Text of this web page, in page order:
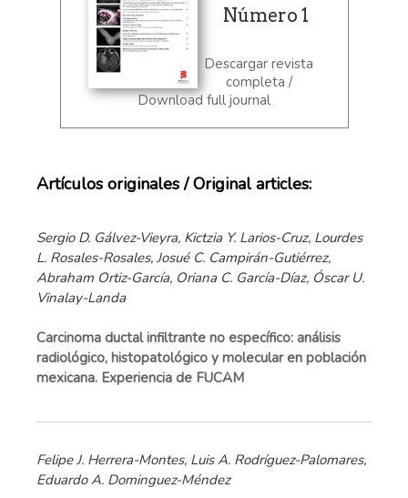
Número 1
Descargar revista
completa /
Download full journal
Artículos originales / Original articles:
Sergio D. Gálvez-Vieyra, Kictzia Y. Larios-Cruz, Lourdes
L. Rosales-Rosales, Josué C. Campirán-Gutiérrez,
Abraham Ortiz-García, Oriana C. García-Díaz, Óscar U.
Vinalay-Landa
Carcinoma ductal infiltrante no específico: análisis
radiológico, histopatológico y molecular en población
mexicana. Experiencia de FUCAM
Felipe J. Herrera-Montes, Luis A. Rodríguez-Palomares,
Eduardo A. Dominguez-Méndez